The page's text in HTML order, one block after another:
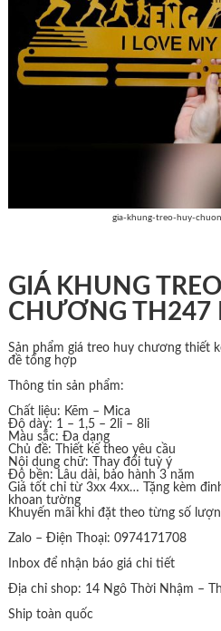
gia-khung-treo-huy-
GIÁ KHUNG
CHƯƠNG TH247
Sản phẩm giá treo huy chương thiết
đề tổng hợp
Thông tin sản phẩm:
Chất liệu: Kẽm – Mica
Độ dày: 1 – 1,5 – 2li – 8li
Màu sắc: Đa dạng
Chủ đề: Thiết kế theo yêu cầu
Nội dung chữ: Thay đổi tuỳ ý
Độ bền: Lâu dài, bảo hành 3 năm
Giá tốt chỉ từ 3xx 4xx… Tặng kèm
khoan tường
Khuyến mãi khi đặt theo từng số
Zalo – Điện Thoại: 0974171708
Inbox để nhận báo giá chi tiết
Địa chỉ shop: 14 Ngô Thời Nhậm –
Ship toàn quốc